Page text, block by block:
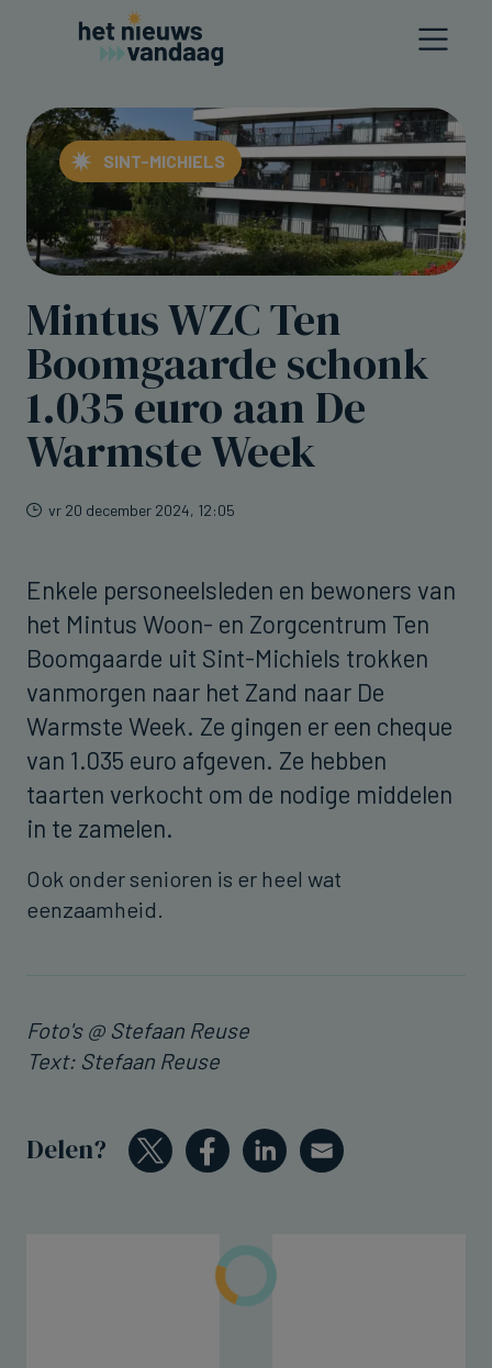
SINT-MICHIELS
Mintus WZC Ten
Boomgaarde schonk
1.035 euro aan De
Warmste Week
vr 20 december 2024, 12:05
Enkele personeelsleden en bewoners van
het Mintus Woon- en Zorgcentrum Ten
Boomgaarde uit Sint-Michiels trokken
vanmorgen naar het Zand naar De
Warmste Week. Ze gingen er een cheque
van 1.035 euro afgeven. Ze hebben
taarten verkocht om de nodige middelen
in te zamelen.
Ook onder senioren is er heel wat
eenzaamheid.
Foto's @ Stefaan Reuse
Text: Stefaan Reuse
Delen?